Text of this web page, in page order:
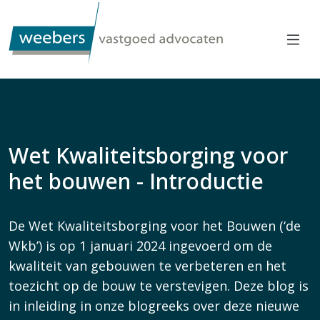
Wet Kwaliteitsborging voor
het bouwen - Introductie
De Wet Kwaliteitsborging voor het Bouwen (‘de
Wkb’) is op 1 januari 2024 ingevoerd om de
kwaliteit van gebouwen te verbeteren en het
toezicht op de bouw te verstevigen. Deze blog is
in inleiding in onze blogreeks over deze nieuwe